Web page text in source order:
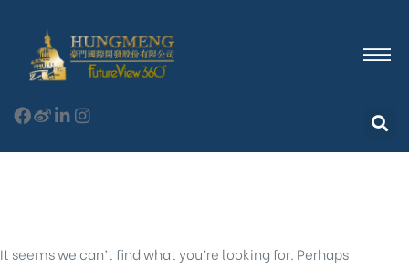
It seems we can’t find what you’re looking for. Perhaps